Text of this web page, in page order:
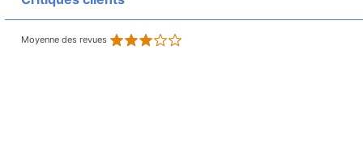
Moyenne des revues